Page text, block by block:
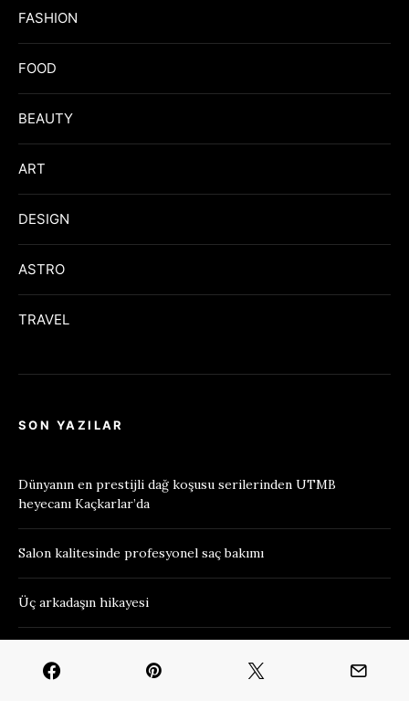
FASHION
FOOD
BEAUTY
ART
DESIGN
ASTRO
TRAVEL
SON YAZILAR
Dünyanın en prestijli dağ koşusu serilerinden UTMB
heyecanı Kaçkarlar’da
Salon kalitesinde profesyonel saç bakımı
Üç arkadaşın hikayesi